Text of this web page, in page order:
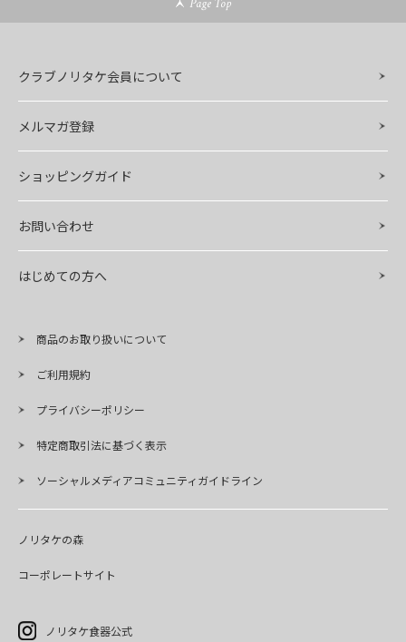
Page Top
クラブノリタケ会員について
メルマガ登録
ショッピングガイド
お問い合わせ
はじめての方へ
商品のお取り扱いについて
ご利用規約
プライバシーポリシー
特定商取引法に基づく表示
ソーシャルメディアコミュニティガイドライン
ノリタケの森
コーポレートサイト
ノリタケ食器公式